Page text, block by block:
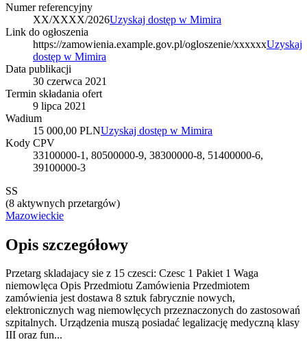
Numer referencyjny
XX/XXXX/2026Uzyskaj dostęp w Mimira
Link do ogłoszenia
https://zamowienia.example.gov.pl/ogloszenie/xxxxxxUzyskaj
dostęp w Mimira
Data publikacji
30 czerwca 2021
Termin składania ofert
9 lipca 2021
Wadium
15 000,00 PLNUzyskaj dostęp w Mimira
Kody CPV
33100000-1, 80500000-9, 38300000-8, 51400000-6,
39100000-3
SS
(8 aktywnych przetargów)
Mazowieckie
Opis szczegółowy
Przetarg skladajacy sie z 15 czesci: Czesc 1 Pakiet 1 Waga
niemowlęca Opis Przedmiotu Zamówienia Przedmiotem
zamówienia jest dostawa 8 sztuk fabrycznie nowych,
elektronicznych wag niemowlęcych przeznaczonych do zastosowań
szpitalnych. Urządzenia muszą posiadać legalizację medyczną klasy
III oraz fun...